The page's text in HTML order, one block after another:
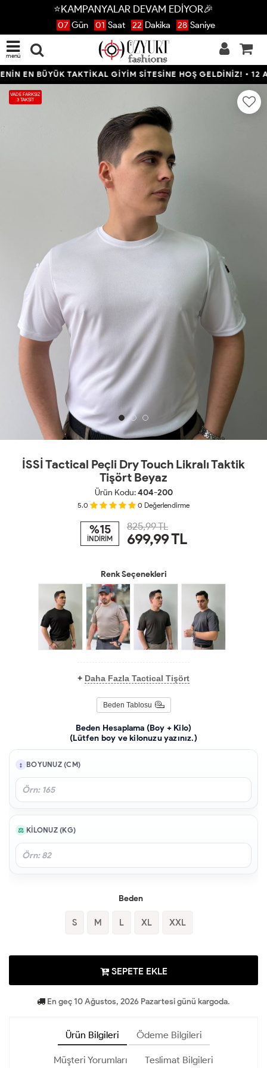
⭐KAMPANYALAR DEVAM EDİYOR🎉
07 Gün 01 Saat 22 Dakika 27 Saniye
menü
EN BÜYÜK TAKTİKAL GİYİM SİTESİNE HOŞ GELDİNİZ! • 12
VADE FARKSIZ
3 TAKSİT
İSSİ Tactical Peçli Dry Touch Likralı Taktik
Tişört Beyaz
Ürün Kodu:404-200
5.0 0 Değerlendirme
%15
İNDİRİM
825,99 TL
699,99TL
Renk Seçenekleri
+ Daha Fazla Tactical Tişört
Beden Tablosu
Beden Hesaplama (Boy + Kilo)
(Lütfen boy ve kilonuzu yazınız.)
BOYUNUZ (CM)
KILONUZ (KG)
Beden
S M L XL XXL
SEPETE EKLE
En geç 10 Ağustos, 2026 Pazartesi günü kargoda.
Ürün Bilgileri Ödeme Bilgileri
Müşteri Yorumları Teslimat Bilgileri